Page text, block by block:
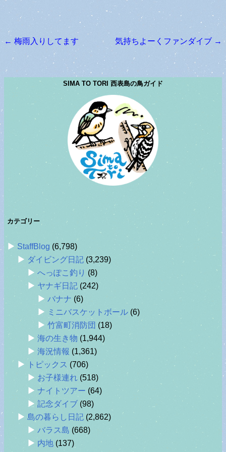
投稿ナビゲーション
← 梅雨入りしてます 気持ちよーくファンダイブ →
SIMA TO TORI 西表島の鳥ガイド
カテゴリー
StaffBlog (6,798)
ダイビング日記 (3,239)
へっぽこ釣り (8)
ヤナギ日記 (242)
バナナ (6)
ミニバスケットボール (6)
竹富町消防団 (18)
海の生き物(1,944)
海況情報 (1,361)
トピックス (706)
お子様連れ (518)
ナイトツアー (64)
記念ダイブ (98)
島の暮らし日記 (2,862)
バラス島 (668)
内地 (137)